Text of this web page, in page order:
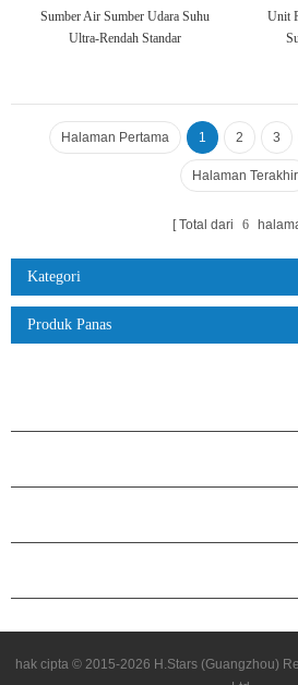
Sumber Air Sumber Udara Suhu
Ultra-Rendah Standar
Unit
Halaman Pertama 1 2 3
Halaman Terakhir
Total dari 6
Kategori
Produk Panas
hak cipta © 2015-2026 H.Stars (Guangzhou)